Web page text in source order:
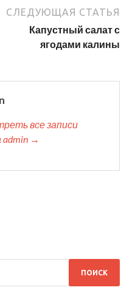
СЛЕДУЮЩАЯ СТАТЬЯ
Капустный салат с
ягодами калины
все записи
→